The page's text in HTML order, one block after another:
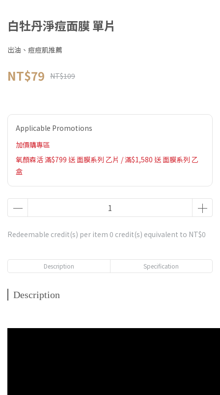
白牡丹淨痘面膜 單片
出油、痘痘肌推薦
NT$79 NT$109
Applicable Promotions
加價購專區
氧顏森活 滿$799 送 面膜系列 乙片 / 滿$1,580 送 面膜系列 乙
盒
Redeemable credit(s) per item 0 credit(s) equivalent to NT$0
Description Specification
Description